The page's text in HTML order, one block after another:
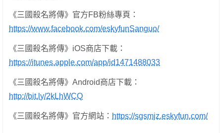
《三國殺名將傳》官方FB粉絲專頁：
https://www.facebook.com/eskyfunSanguo/
《三國殺名將傳》iOS商店下載：
https://itunes.apple.com/app/id1471488033
《三國殺名將傳》Android商店下載：
http://bit.ly/2kLhWCQ
《三國殺名將傳》官方網站： https://sgsmjz.eskyfun.com/